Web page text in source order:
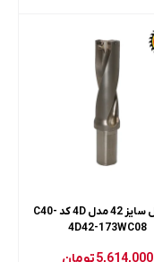
یودریل سایز 42 مدل 4D کد C40-
4D42-173WC08